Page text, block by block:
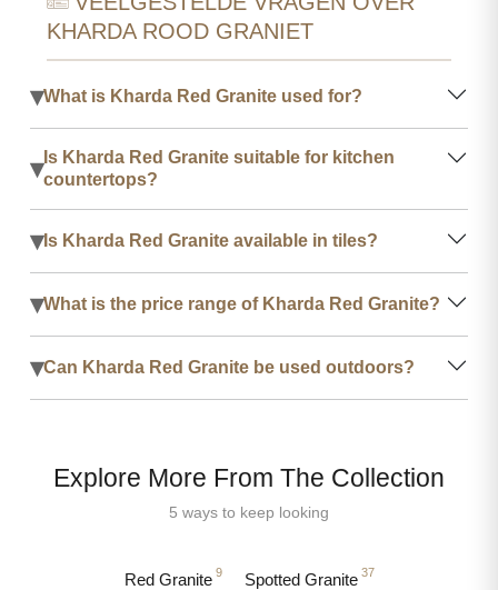
KHARDA ROOD GRANIET
▾What is Kharda Red Granite used for?
▾ Is Kharda Red Granite suitable for kitchen
countertops?
▾Is Kharda Red Granite available in tiles?
▾What is the price range of Kharda Red Granite?
▾Can Kharda Red Granite be used outdoors?
Explore More From The Collection
5 ways to keep looking
Red Granite 9 Spotted Granite 37